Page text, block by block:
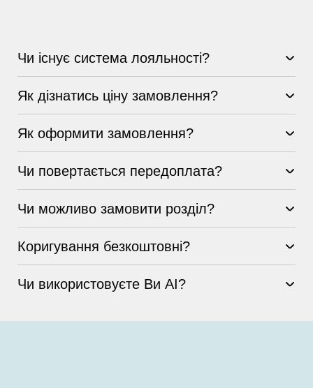
Чи існує система лояльності?
Як дізнатись ціну замовлення?
Як оформити замовлення?
Чи повертається передоплата?
Чи можливо замовити розділ?
Коригування безкоштовні?
Чи використовуєте Ви AI?